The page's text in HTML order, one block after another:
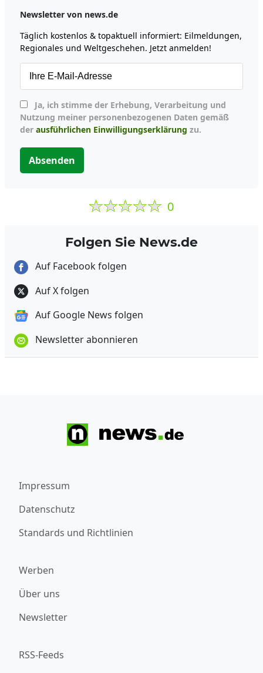
Newsletter von news.de
Täglich kostenlos & topaktuell informiert: Eilmeldungen,
Regionales und Weltgeschehen. Jetzt anmelden!
Nutzung meiner personenbezogenen Daten gemäß
der ausführlichen Einwilligungserklärung zu.
Absenden
0
Folgen Sie News.de
Auf Facebook folgen
Auf X folgen
Auf Google News folgen
Newsletter abonnieren
Impressum
Datenschutz
Standards und Richtlinien
Werben
Über uns
Newsletter
RSS-Feeds